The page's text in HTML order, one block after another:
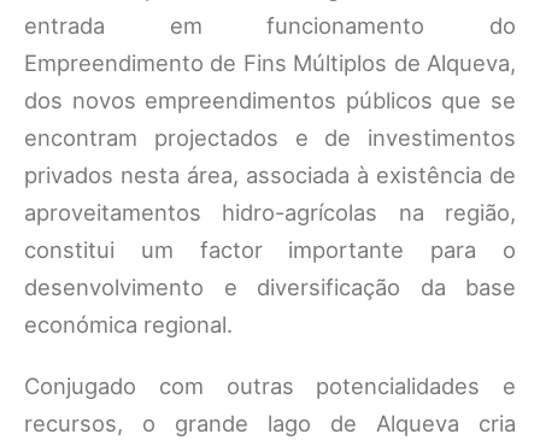
entrada em funcionamento do
Empreendimento de Fins Múltiplos de Alqueva,
dos novos empreendimentos públicos que se
encontram projectados e de investimentos
privados nesta área, associada à existência de
aproveitamentos hidro-agrícolas na região,
constitui um factor importante para o
desenvolvimento e diversificação da base
económica regional.
Conjugado com outras potencialidades e
recursos, o grande lago de Alqueva cria